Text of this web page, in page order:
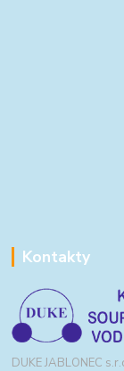
Kontakty
DUKE JABLONEC